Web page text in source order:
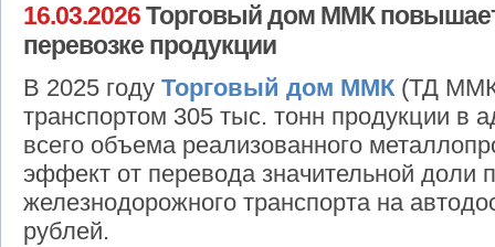
16.03.2026Торговый дом ММК
перевозке продукции
В 2025 году Торговый дом ММК(ТД
транспортом 305 тыс. тонн продукции в
всего объема реализованного
эффект от перевода значительной доли
железнодорожного транспорта на
рублей.